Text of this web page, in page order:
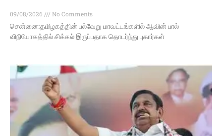
09/08/2026
No Comments
சென்னை:தமிழகத்தின் பல்வேறு மாவட்டங்களில் ஆவின் பால்
விநியோகத்தில் சிக்கல் இருப்பதாக தொடர்ந்து புகார்கள்